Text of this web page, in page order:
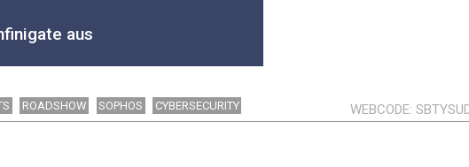
aus
ROADSHOW SOPHOS CYBERSECURITY WEBCODE